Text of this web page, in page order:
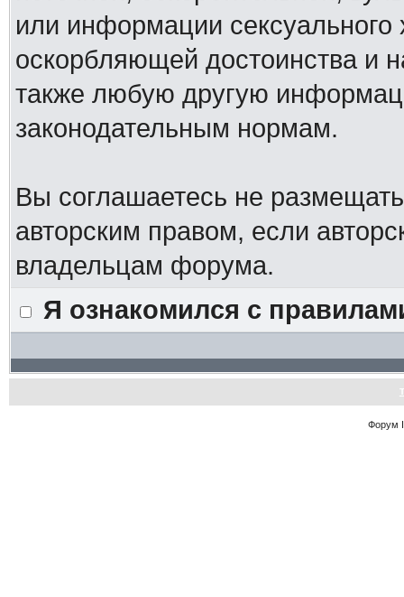
или информации
оскорбляющей достоинства и
также любую другую
законодательным нормам.
Вы соглашаетесь не
авторским правом, если
владельцам форума.
Я ознакомился с
Форум